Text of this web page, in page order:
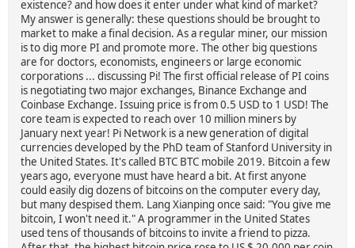
existence? and how does it enter under what kind of market?
My answer is generally: these questions should be brought to
market to make a final decision. As a regular miner, our mission
is to dig more PI and promote more. The other big questions
are for doctors, economists, engineers or large economic
corporations ... discussing Pi! The first official release of PI coins
is negotiating two major exchanges, Binance Exchange and
Coinbase Exchange. Issuing price is from 0.5 USD to 1 USD! The
core team is expected to reach over 10 million miners by
January next year! Pi Network is a new generation of digital
currencies developed by the PhD team of Stanford University in
the United States. It's called BTC BTC mobile 2019. Bitcoin a few
years ago, everyone must have heard a bit. At first anyone
could easily dig dozens of bitcoins on the computer every day,
but many despised them. Lang Xianping once said: "You give me
bitcoin, I won't need it." A programmer in the United States
used tens of thousands of bitcoins to invite a friend to pizza.